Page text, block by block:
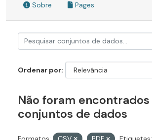
Sobre Pages
Ordenar por
Não foram encontrados
conjuntos de dados